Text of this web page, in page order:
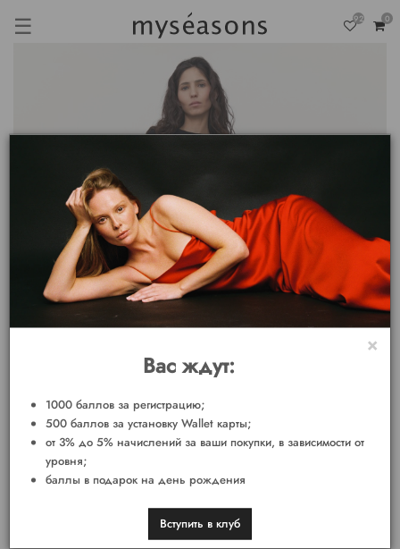
☰ 92 0
×
Вас ждут:
1000 баллов за регистрацию;
500 баллов за установку Wallet карты;
от 3% до 5% начислений за ваши покупки, в зависимости от
уровня;
баллы в подарок на день рождения
Вступить в клуб